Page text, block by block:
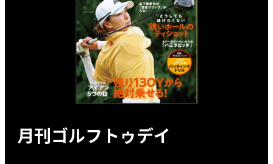
月刊ゴルフトゥデイ